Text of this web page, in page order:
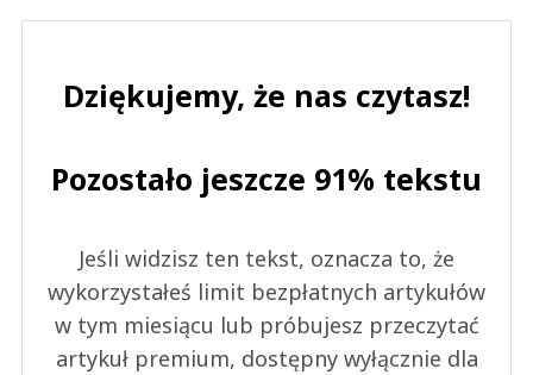
Dziękujemy, że nas czytasz!
Pozostało jeszcze 91% tekstu
Jeśli widzisz ten tekst, oznacza to, że
wykorzystałeś limit bezpłatnych artykułów
w tym miesiącu lub próbujesz przeczytać
artykuł premium, dostępny wyłącznie dla